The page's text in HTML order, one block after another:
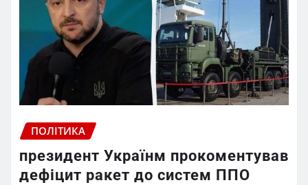
ПОЛІТИКА
президент Українм прокоментував
дефіцит ракет до систем ППО